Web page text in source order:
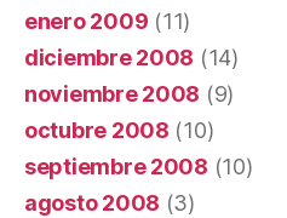
enero 2009 (11)
diciembre 2008 (14)
noviembre 2008 (9)
octubre 2008 (10)
septiembre 2008 (10)
agosto 2008 (3)